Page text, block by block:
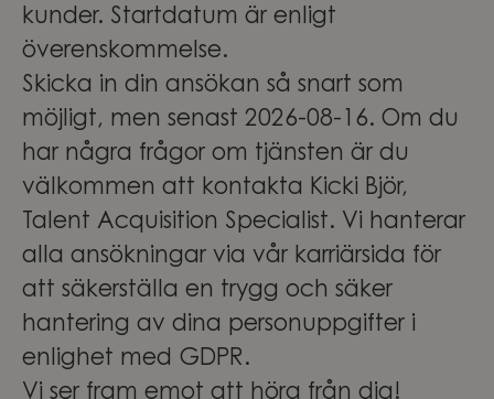
kunder. Startdatum är enligt
överenskommelse.
Skicka in din ansökan så snart som
möjligt, men senast 2026-08-16. Om du
har några frågor om tjänsten är du
välkommen att kontakta Kicki Björ,
Talent Acquisition Specialist. Vi hanterar
alla ansökningar via vår karriärsida för
att säkerställa en trygg och säker
hantering av dina personuppgifter i
enlighet med GDPR.
Vi ser fram emot att höra från dig!